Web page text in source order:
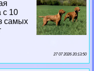
с 10
самых
27 07 2026 20:13:50